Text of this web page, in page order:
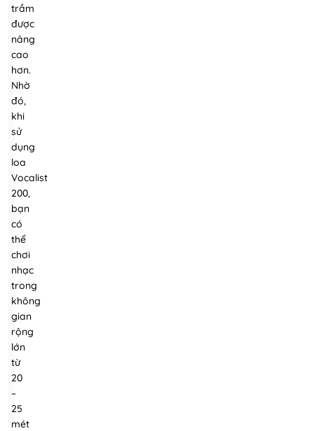
trầm
được
nâng
cao
hơn.
Nhờ
đó,
khi
sử
dụng
loa
Vocalist
200,
bạn
có
thể
chơi
nhạc
trong
không
gian
rộng
lớn
từ
20
–
25
mét